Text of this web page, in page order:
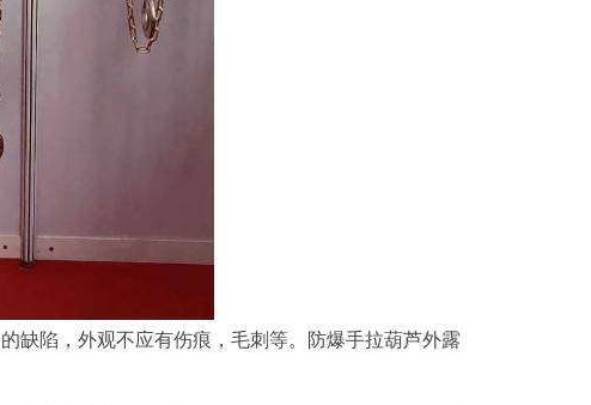
陷，外观不应有伤痕，毛刺等。防爆手拉葫芦外露